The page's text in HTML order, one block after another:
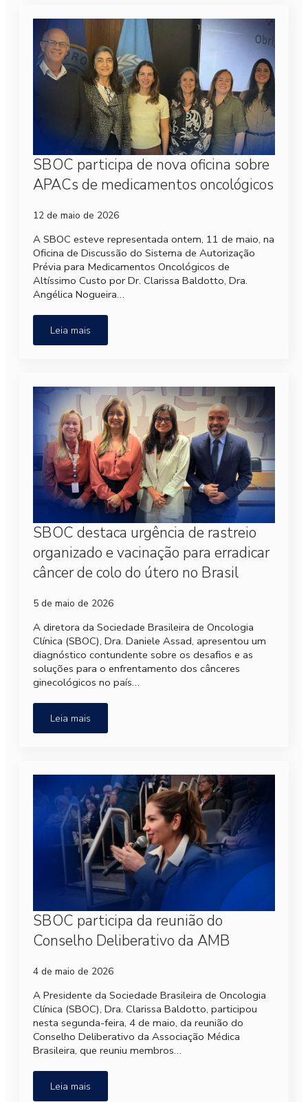
SBOC participa de nova oficina sobre
APACs de medicamentos oncológicos
12 de maio de 2026
A SBOC esteve representada ontem, 11 de maio, na
Oficina de Discussão do Sistema de Autorização
Prévia para Medicamentos Oncológicos de
Altíssimo Custo por Dr. Clarissa Baldotto, Dra.
Angélica Nogueira…
Leia mais
SBOC destaca urgência de rastreio
organizado e vacinação para erradicar
câncer de colo do útero no Brasil
5 de maio de 2026
A diretora da Sociedade Brasileira de Oncologia
Clínica (SBOC), Dra. Daniele Assad, apresentou um
diagnóstico contundente sobre os desafios e as
soluções para o enfrentamento dos cânceres
ginecológicos no país…
Leia mais
SBOC participa da reunião do
Conselho Deliberativo da AMB
4 de maio de 2026
A Presidente da Sociedade Brasileira de Oncologia
Clínica (SBOC), Dra. Clarissa Baldotto, participou
nesta segunda-feira, 4 de maio, da reunião do
Conselho Deliberativo da Associação Médica
Brasileira, que reuniu membros…
Leia mais